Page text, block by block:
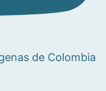
de Colombia